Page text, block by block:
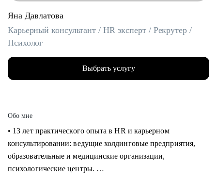
Яна Давлатова
Карьерный консультант / HR эксперт / Рекрутер /
Психолог
Выбрать услугу
Обо мне
• 13 лет практического опыта в HR и карьерном
консультировании: ведущие холдинговые предприятия,
образовательные и медицинские организации,
психологические центры.